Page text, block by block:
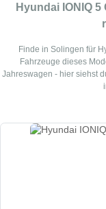
Hyundai IONIQ
Finde in Solingen für
Fahrzeuge dieses
Jahreswagen - hier siehst